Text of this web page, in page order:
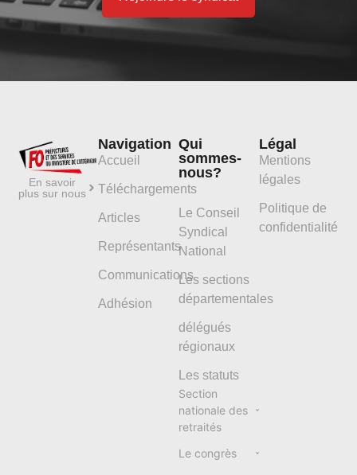
En savoir
plus sur nous
Navigation
Accueil
Téléchargements
Articles
Représentants
Communications
Adhésion
Qui
sommes-
nous?
Le Conseil
Syndical
National
Les sections
départementales
délégués
régionaux
Les statuts
Section
nationale des
retraités
Le congrès
Légal
Mentions
légales
Politique de
confidentialité